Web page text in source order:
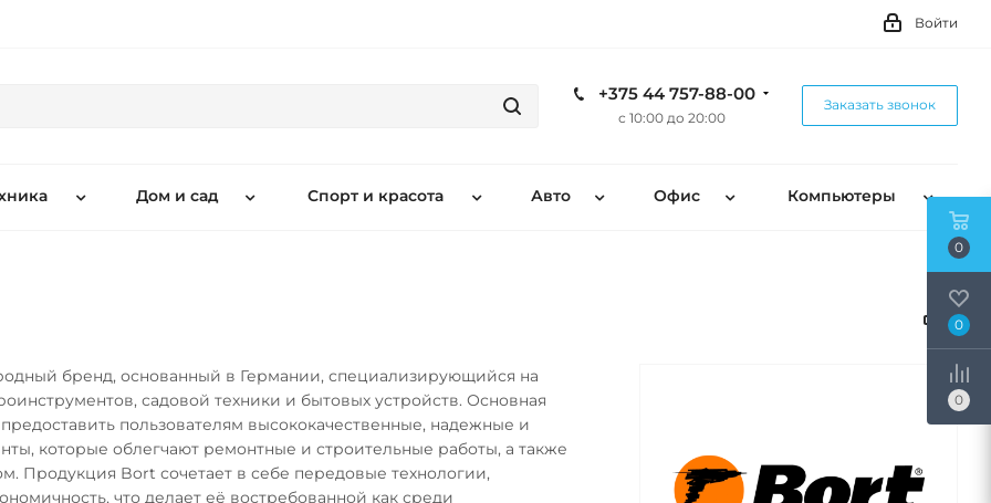
Войти
+375 44 757-88-00
с 10:00 до 20:00
Заказать звонок
Дом и сад Спорт и красота Авто Офис Компьютеры
бренд, основанный в Германии, специализирующийся на
садовой техники и бытовых устройств. Основная
пользователям высококачественные, надежные и
которые облегчают ремонтные и строительные работы, а также
Продукция Bort сочетает в себе передовые технологии,
что делает её востребованной как среди
0
0
0